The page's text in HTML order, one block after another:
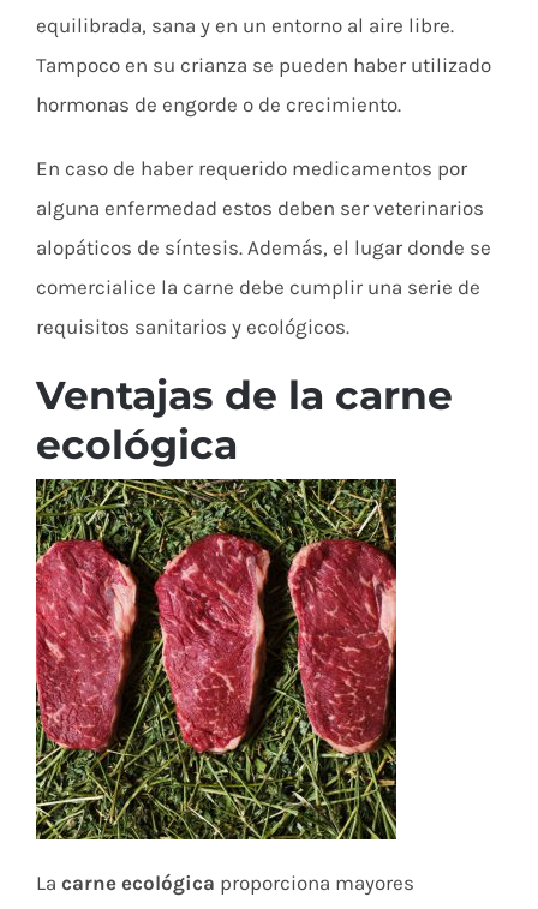
equilibrada, sana y en un entorno al aire libre.
Tampoco en su crianza se pueden haber utilizado
hormonas de engorde o de crecimiento.
En caso de haber requerido medicamentos por
alguna enfermedad estos deben ser veterinarios
alopáticos de síntesis. Además, el lugar donde se
comercialice la carne debe cumplir una serie de
requisitos sanitarios y ecológicos.
Ventajas de la carne
ecológica
La carne ecológica proporciona mayores